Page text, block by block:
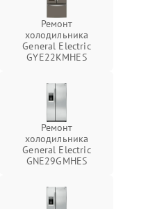
Ремонт
холодильника
General Electric
GYE22KMHES
Ремонт
холодильника
General Electric
GNE29GMHES